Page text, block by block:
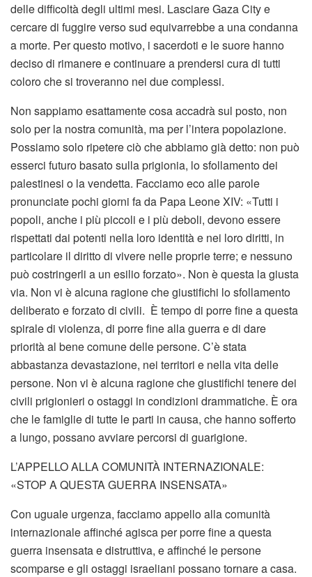
delle difficoltà degli ultimi mesi. Lasciare Gaza City e
cercare di fuggire verso sud equivarrebbe a una condanna
a morte. Per questo motivo, i sacerdoti e le suore hanno
deciso di rimanere e continuare a prendersi cura di tutti
coloro che si troveranno nei due complessi.
Non sappiamo esattamente cosa accadrà sul posto, non
solo per la nostra comunità, ma per l’intera popolazione.
Possiamo solo ripetere ciò che abbiamo già detto: non può
esserci futuro basato sulla prigionia, lo sfollamento dei
palestinesi o la vendetta. Facciamo eco alle parole
pronunciate pochi giorni fa da Papa Leone XIV: «Tutti i
popoli, anche i più piccoli e i più deboli, devono essere
rispettati dai potenti nella loro identità e nei loro diritti, in
particolare il diritto di vivere nelle proprie terre; e nessuno
può costringerli a un esilio forzato». Non è questa la giusta
via. Non vi è alcuna ragione che giustifichi lo sfollamento
deliberato e forzato di civili. È tempo di porre fine a questa
spirale di violenza, di porre fine alla guerra e di dare
priorità al bene comune delle persone. C’è stata
abbastanza devastazione, nei territori e nella vita delle
persone. Non vi è alcuna ragione che giustifichi tenere dei
civili prigionieri o ostaggi in condizioni drammatiche. È ora
che le famiglie di tutte le parti in causa, che hanno sofferto
a lungo, possano avviare percorsi di guarigione.
L’APPELLO ALLA COMUNITÀ INTERNAZIONALE:
«STOP A QUESTA GUERRA INSENSATA»
Con uguale urgenza, facciamo appello alla comunità
internazionale affinché agisca per porre fine a questa
guerra insensata e distruttiva, e affinché le persone
scomparse e gli ostaggi israeliani possano tornare a casa.